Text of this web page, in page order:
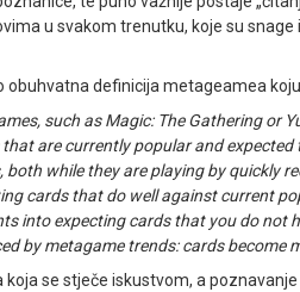
u svakom trenutku, koje su
obuhvatna definicija metageamea
such as Magic: The Gathering or
are currently popular and
while they are playing by quickly
cards that do well against current
into expecting cards that you do not
by metagame trends: cards become
koja se stječe iskustvom, a